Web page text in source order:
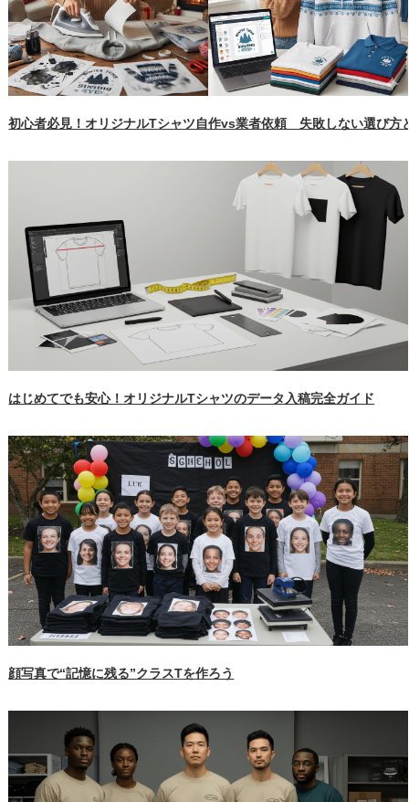
初心者必見！オリジナルTシャツ自作vs業者依頼 失敗しない選び方
はじめてでも安心！オリジナルTシャツのデータ入稿完全ガイド
顔写真で“記憶に残る”クラスTを作ろう